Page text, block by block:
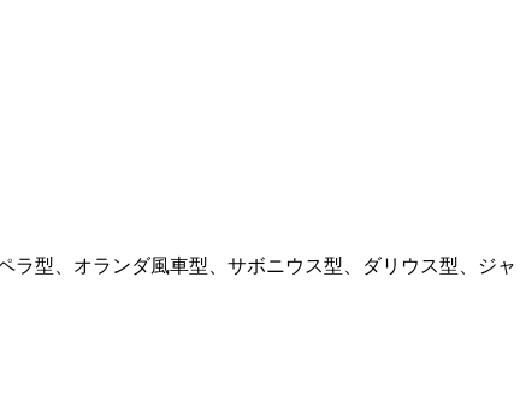
型、オランダ風車型、サボニウス型、ダリウス型、ジャ